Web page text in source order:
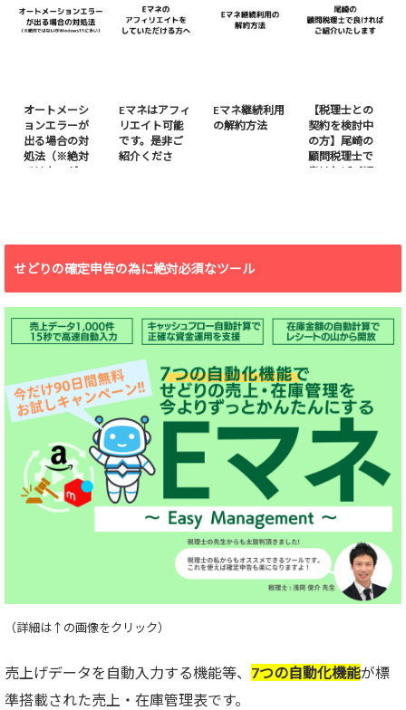
オートメーシ
ョンエラーが
出る場合の対
処法（※絶対
ではないが
Eマネはアフィ
リエイト可能
です。是非ご
紹介くださ
Eマネ継続利用
の解約方法
【税理士との
契約を検討中
の方】尾崎の
顧問税理士で
良ければご紹
せどりの確定申告の為に絶対必須なツール
（詳細は↑の画像をクリック）
売上げデータを自動入力する機能等、 7つの自動化機能が標
準搭載された売上・在庫管理表です。